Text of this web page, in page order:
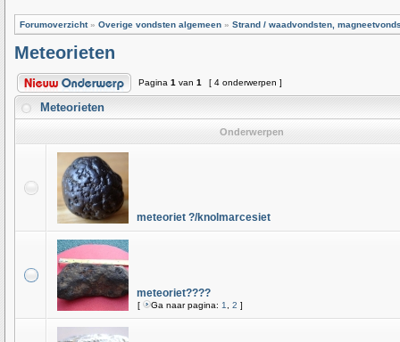
Forumoverzicht» Overige vondsten algemeen » Strand / waadvondsten,
Meteorieten
Pagina 1 van 1 [ 4 onderwerpen ]
Meteorieten
Onderwerpen
meteoriet ?/knolmarcesiet
meteoriet????
[ Ga naar pagina: 1 2 ]